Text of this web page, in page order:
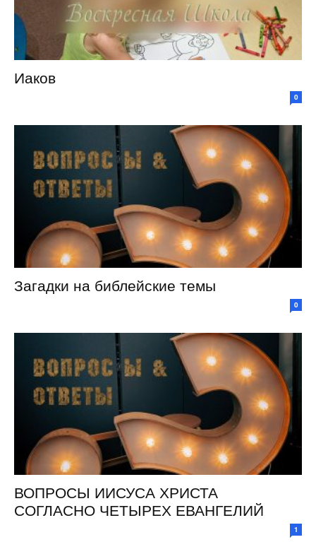
Иаков
0
Загадки на библейские темы
0
ВОПРОСЫ ИИСУСА ХРИСТА
СОГЛАСНО ЧЕТЫРЕХ ЕВАНГЕЛИЙ
1